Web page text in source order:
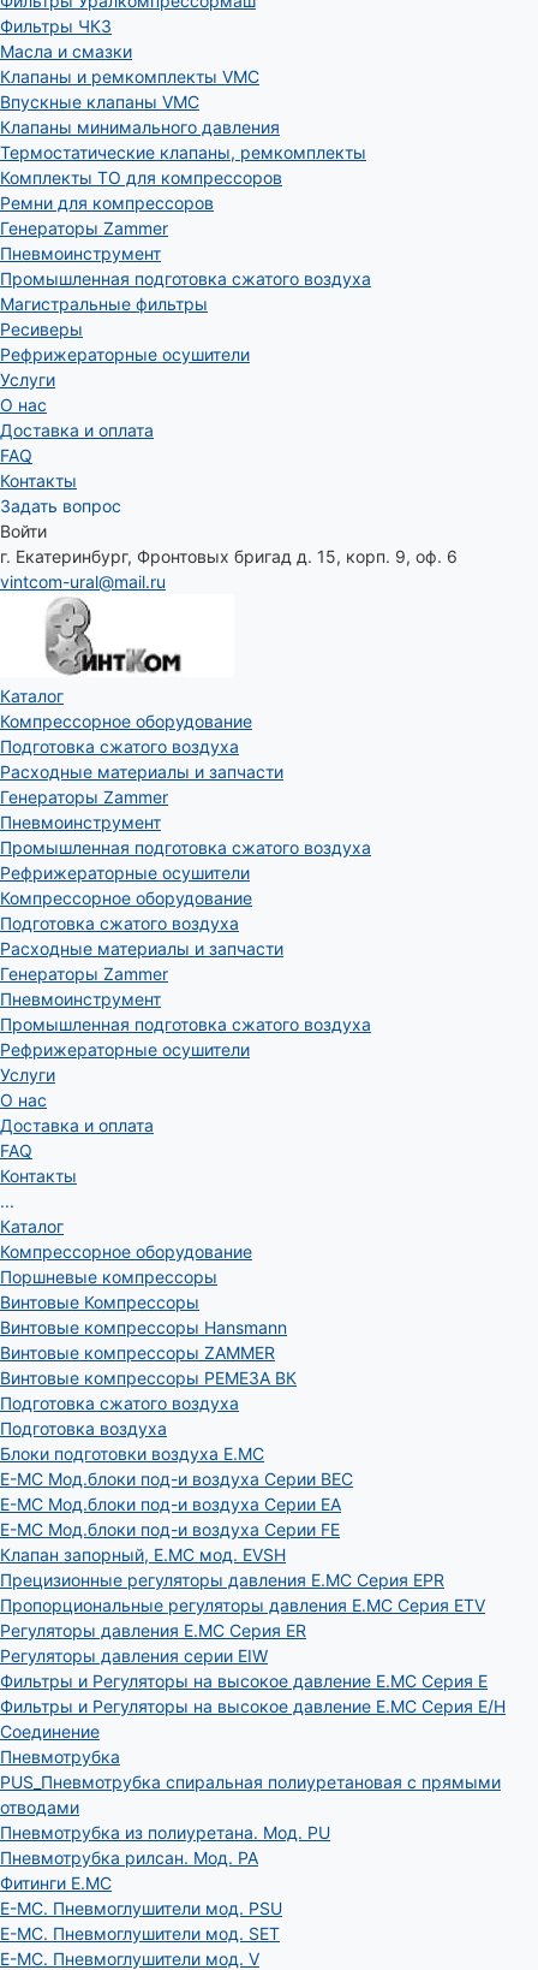
Фильтры ЧКЗ
Масла и смазки
Клапаны и ремкомплекты VMC
Впускные клапаны VMC
Клапаны минимального давления
Термостатические клапаны, ремкомплекты
Комплекты ТО для компрессоров
Ремни для компрессоров
Генераторы Zammer
Пневмоинструмент
Промышленная подготовка сжатого воздуха
Магистральные фильтры
Ресиверы
Рефрижераторные осушители
Услуги
О нас
Доставка и оплата
FAQ
Контакты
Задать вопрос
Войти
г. Екатеринбург, Фронтовых бригад д. 15, корп. 9, оф. 6
vintcom-ural@mail.ru
Каталог
Компрессорное оборудование
Подготовка сжатого воздуха
Расходные материалы и запчасти
Генераторы Zammer
Пневмоинструмент
Промышленная подготовка сжатого воздуха
Рефрижераторные осушители
Компрессорное оборудование
Подготовка сжатого воздуха
Расходные материалы и запчасти
Генераторы Zammer
Пневмоинструмент
Промышленная подготовка сжатого воздуха
Рефрижераторные осушители
Услуги
О нас
Доставка и оплата
FAQ
Контакты
...
Каталог
Компрессорное оборудование
Поршневые компрессоры
Винтовые Компрессоры
Винтовые компрессоры Hansmann
Винтовые компрессоры ZAMMER
Винтовые компрессоры РЕМЕЗА ВК
Подготовка сжатого воздуха
Подготовка воздуха
Блоки подготовки воздуха E.MC
E-MC Мод.блоки под-и воздуха Серии BEC
E-MC Мод.блоки под-и воздуха Серии EA
E-MC Мод.блоки под-и воздуха Серии FE
Клапан запорный, E.MC мод. EVSH
Прецизионные регуляторы давления E.MC Серия EPR
Пропорциональные регуляторы давления E.MC Серия ETV
Регуляторы давления E.MC Серия ER
Регуляторы давления серии EIW
Фильтры и Регуляторы на высокое давление E.MC Серия E
Фильтры и Регуляторы на высокое давление E.MC Серия E/H
Соединение
Пневмотрубка
PUS_Пневмотрубка спиральная полиуретановая с прямыми
отводами
Пневмотрубка из полиуретана. Мод. РU
Пневмотрубка рилсан. Мод. PA
Фитинги E.MC
E-MC. Пневмоглушители мод. PSU
E-MC. Пневмоглушители мод. SET
E-MC. Пневмоглушители мод. V